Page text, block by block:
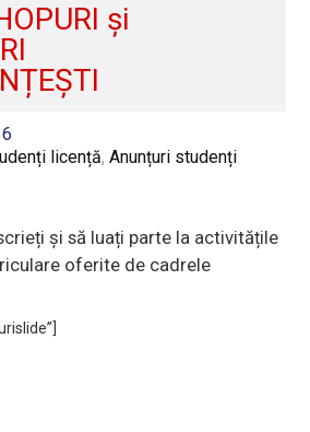
și
licență,Anunțuri studenți
și să luați parte la activitățile
oferite de cadrele